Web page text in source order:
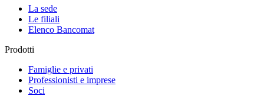
La sede
Le filiali
Elenco Bancomat
Prodotti
Famiglie e privati
Professionisti e imprese
Soci